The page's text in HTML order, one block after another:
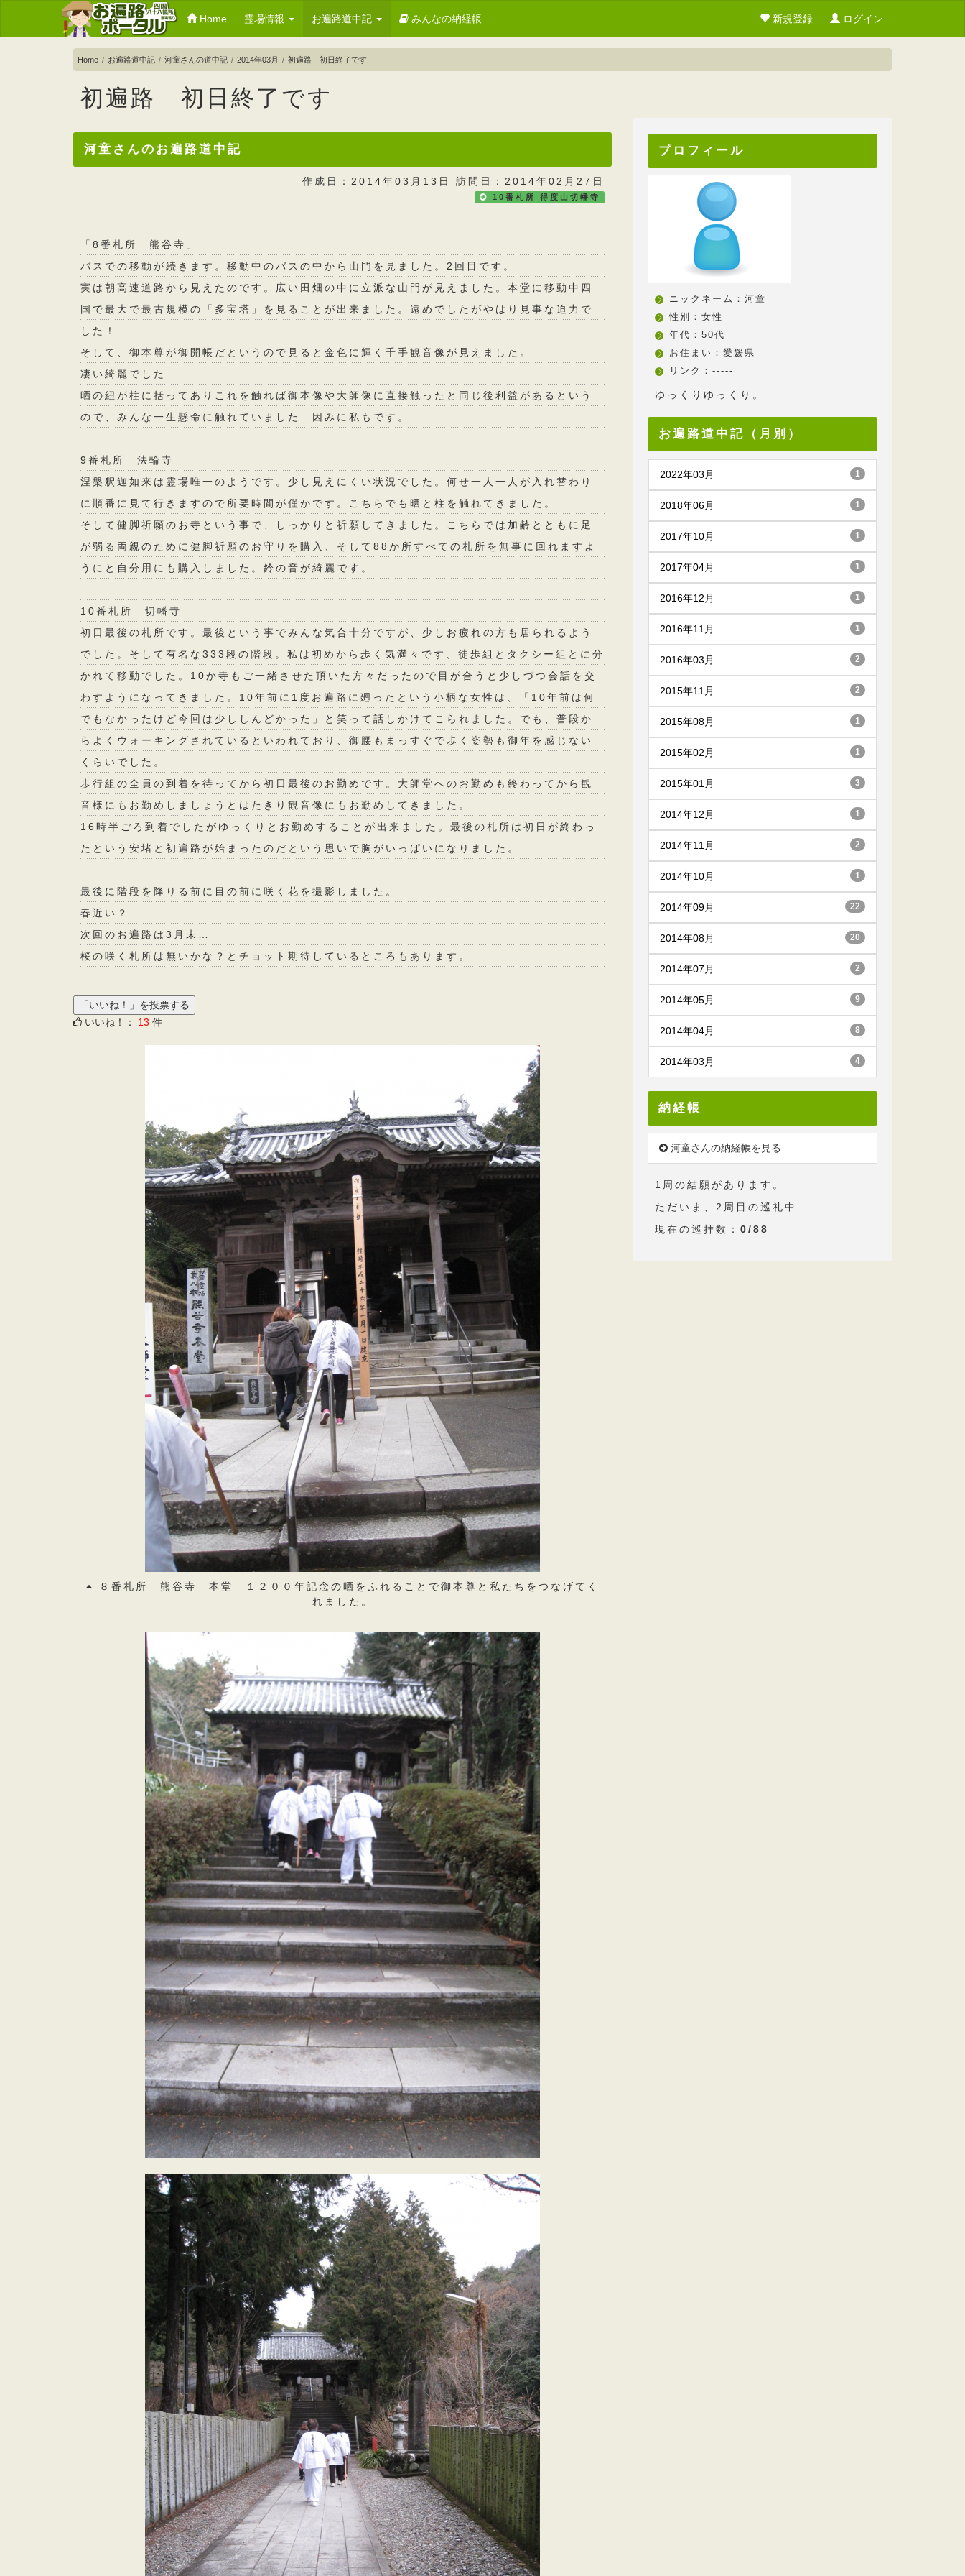
Home 霊場情報 お遍路道中記 みんなの納経帳 新規登録 ログイン
Home お遍路道中記 河童さんの道中記 2014年03月 初遍路 初日終了です
初遍路 初日終了です
河童さんのお遍路道中記
作成日：2014年03月13日 訪問日：2014年02月27日
10番札所 得度山切幡寺
「8番札所 熊谷寺」
バスでの移動が続きます。移動中のバスの中から山門を見ました。2回目です。
実は朝高速道路から見えたのです。広い田畑の中に立派な山門が見えました。本堂に移動中四
国で最大で最古規模の「多宝塔」を見ることが出来ました。遠めでしたがやはり見事な迫力で
した！
そして、御本尊が御開帳だというので見ると金色に輝く千手観音像が見えました。
凄い綺麗でした…
晒の紐が柱に括ってありこれを触れば御本像や大師像に直接触ったと同じ後利益があるという
ので、みんな一生懸命に触れていました…因みに私もです。
9番札所 法輪寺
涅槃釈迦如来は霊場唯一のようです。少し見えにくい状況でした。何せ一人一人が入れ替わり
に順番に見て行きますので所要時間が僅かです。こちらでも晒と柱を触れてきました。
そして健脚祈願のお寺という事で、しっかりと祈願してきました。こちらでは加齢とともに足
が弱る両親のために健脚祈願のお守りを購入、そして88か所すべての札所を無事に回れますよ
うにと自分用にも購入しました。鈴の音が綺麗です。
10番札所 切幡寺
初日最後の札所です。最後という事でみんな気合十分ですが、少しお疲れの方も居られるよう
でした。そして有名な333段の階段。私は初めから歩く気満々です、徒歩組とタクシー組とに分
かれて移動でした。10か寺もご一緒させた頂いた方々だったので目が合うと少しづつ会話を交
わすようになってきました。10年前に1度お遍路に廻ったという小柄な女性は、「10年前は何
でもなかったけど今回は少ししんどかった」と笑って話しかけてこられました。でも、普段か
らよくウォーキングされているといわれており、御腰もまっすぐで歩く姿勢も御年を感じない
くらいでした。
歩行組の全員の到着を待ってから初日最後のお勤めです。大師堂へのお勤めも終わってから観
音様にもお勤めしましょうとはたきり観音像にもお勤めしてきました。
16時半ごろ到着でしたがゆっくりとお勤めすることが出来ました。最後の札所は初日が終わっ
たという安堵と初遍路が始まったのだという思いで胸がいっぱいになりました。
最後に階段を降りる前に目の前に咲く花を撮影しました。
春近い？
次回のお遍路は3月末…
桜の咲く札所は無いかな？とチョット期待しているところもあります。
いいね！： 13 件
８番札所 熊谷寺 本堂 １２００年記念の晒をふれることで御本尊と私たちをつなげてく
れました。
プロフィール
ニックネーム：河童
性別：女性
年代：50代
お住まい：愛媛県
リンク：-----
ゆっくりゆっくり。
お遍路道中記（月別）
2022年03月 1
2018年06月 1
2017年10月 1
2017年04月 1
2016年12月 1
2016年11月 1
2016年03月 2
2015年11月 2
2015年08月 1
2015年02月 1
2015年01月 3
2014年12月 1
2014年11月 2
2014年10月 1
2014年09月 22
2014年08月 20
2014年07月 2
2014年05月 9
2014年04月 8
2014年03月 4
納経帳
河童さんの納経帳を見る
1周の結願があります。
ただいま、2周目の巡礼中
現在の巡拝数： 0/88